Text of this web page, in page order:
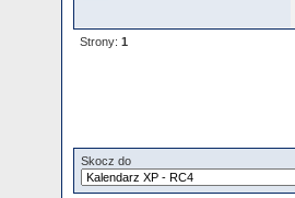
Strony: 1
Skocz do